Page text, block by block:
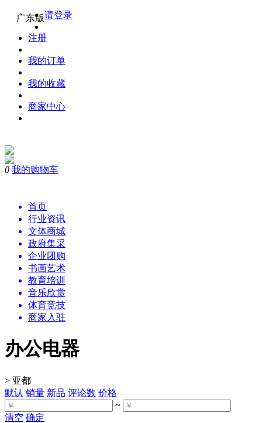
广东版请登录
注册
我的订单
我的收藏
商家中心
0 我的购物车
首页
行业资讯
文体商城
政府集采
企业团购
书画艺术
教育培训
音乐欣赏
体育竞技
商家入驻
办公电器
> 亚都
默认 销量 新品 评论数 价格
~
清空 确定